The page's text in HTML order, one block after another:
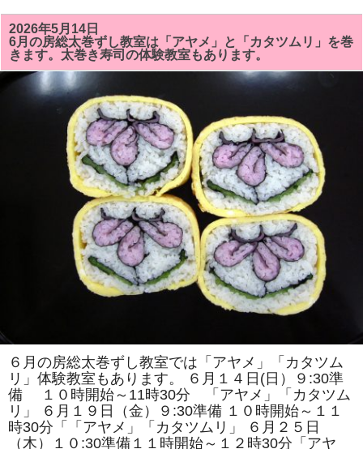
シ
ー
ク
ッ
キ
ン
グ
2026年5月14日
6月の房総太巻ずし教室は「アヤメ」と「カタツムリ」を巻
きます。太巻き寿司の体験教室もあります。
６月の房総太巻ずし教室では「アヤメ」「カタツム
リ」体験教室もあります。 ６月１４日(日）９:30準
備 １０時開始～11時30分 「アヤメ」「カタツム
リ」 ６月１９日（金）９:30準備 １０時開始～１１
時30分「「アヤメ」「カタツムリ」 ６月２５日
（木）１０:30準備１１時開始～１２時30分「アヤ